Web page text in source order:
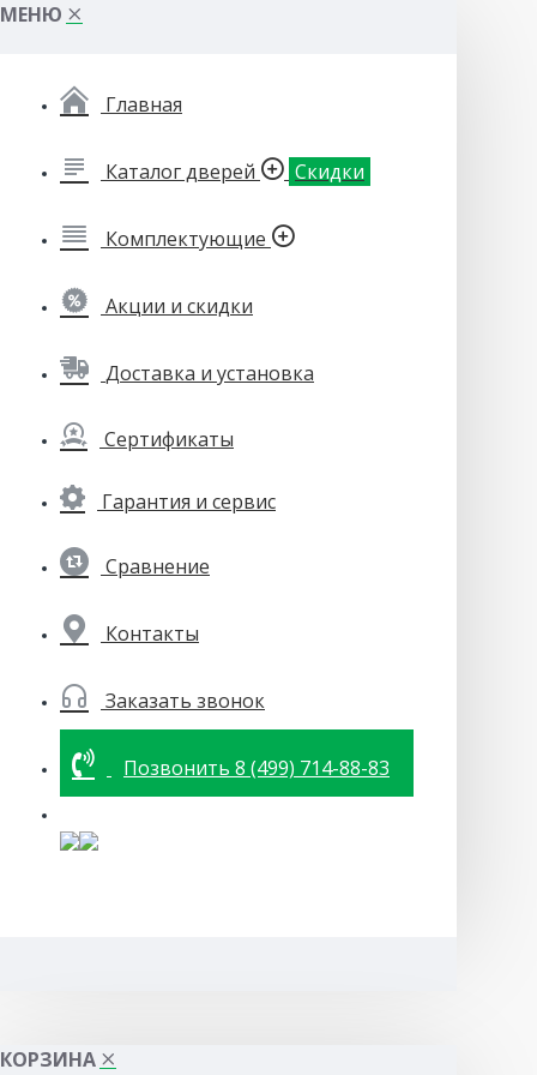
МЕНЮ
Главная
Каталог дверей Скидки
Комплектующие
Акции и скидки
Доставка и установка
Сертификаты
Гарантия и сервис
Сравнение
Контакты
Заказать звонок
Позвонить 8 (499) 714-88-83
КОРЗИНА